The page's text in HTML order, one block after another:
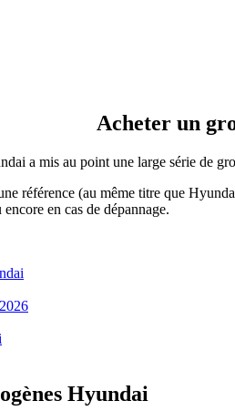
Acheter un
a mis au point une large série de
référence (au même titre que
en cas de dépannage.
Hyundai